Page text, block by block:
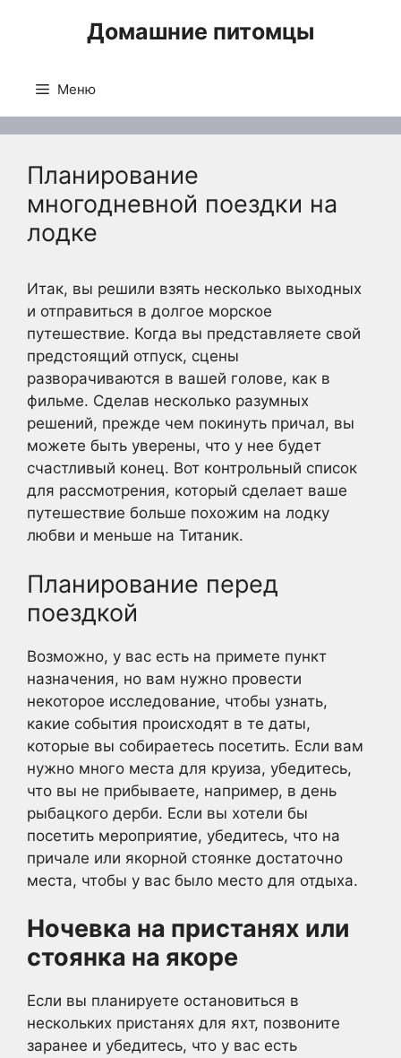
Домашние питомцы
Меню
Планирование
многодневной поездки на
лодке
Итак, вы решили взять несколько выходных
и отправиться в долгое морское
путешествие. Когда вы представляете свой
предстоящий отпуск, сцены
разворачиваются в вашей голове, как в
фильме. Сделав несколько разумных
решений, прежде чем покинуть причал, вы
можете быть уверены, что у нее будет
счастливый конец. Вот контрольный список
для рассмотрения, который сделает ваше
путешествие больше похожим на лодку
любви и меньше на Титаник.
Планирование перед
поездкой
Возможно, у вас есть на примете пункт
назначения, но вам нужно провести
некоторое исследование, чтобы узнать,
какие события происходят в те даты,
которые вы собираетесь посетить. Если вам
нужно много места для круиза, убедитесь,
что вы не прибываете, например, в день
рыбацкого дерби. Если вы хотели бы
посетить мероприятие, убедитесь, что на
причале или якорной стоянке достаточно
места, чтобы у вас было место для отдыха.
Ночевка на пристанях или
стоянка на якоре
Если вы планируете остановиться в
нескольких пристанях для яхт, позвоните
заранее и убедитесь, что у вас есть